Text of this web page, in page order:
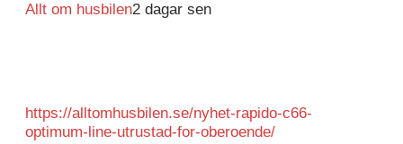
Allt om husbilen2 dagar sen
https://alltomhusbilen.se/nyhet-rapido-c66-
optimum-line-utrustad-for-oberoende/